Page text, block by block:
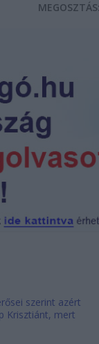
MEGOSZTÁS:
szerint azért
Krisztiánt, mert